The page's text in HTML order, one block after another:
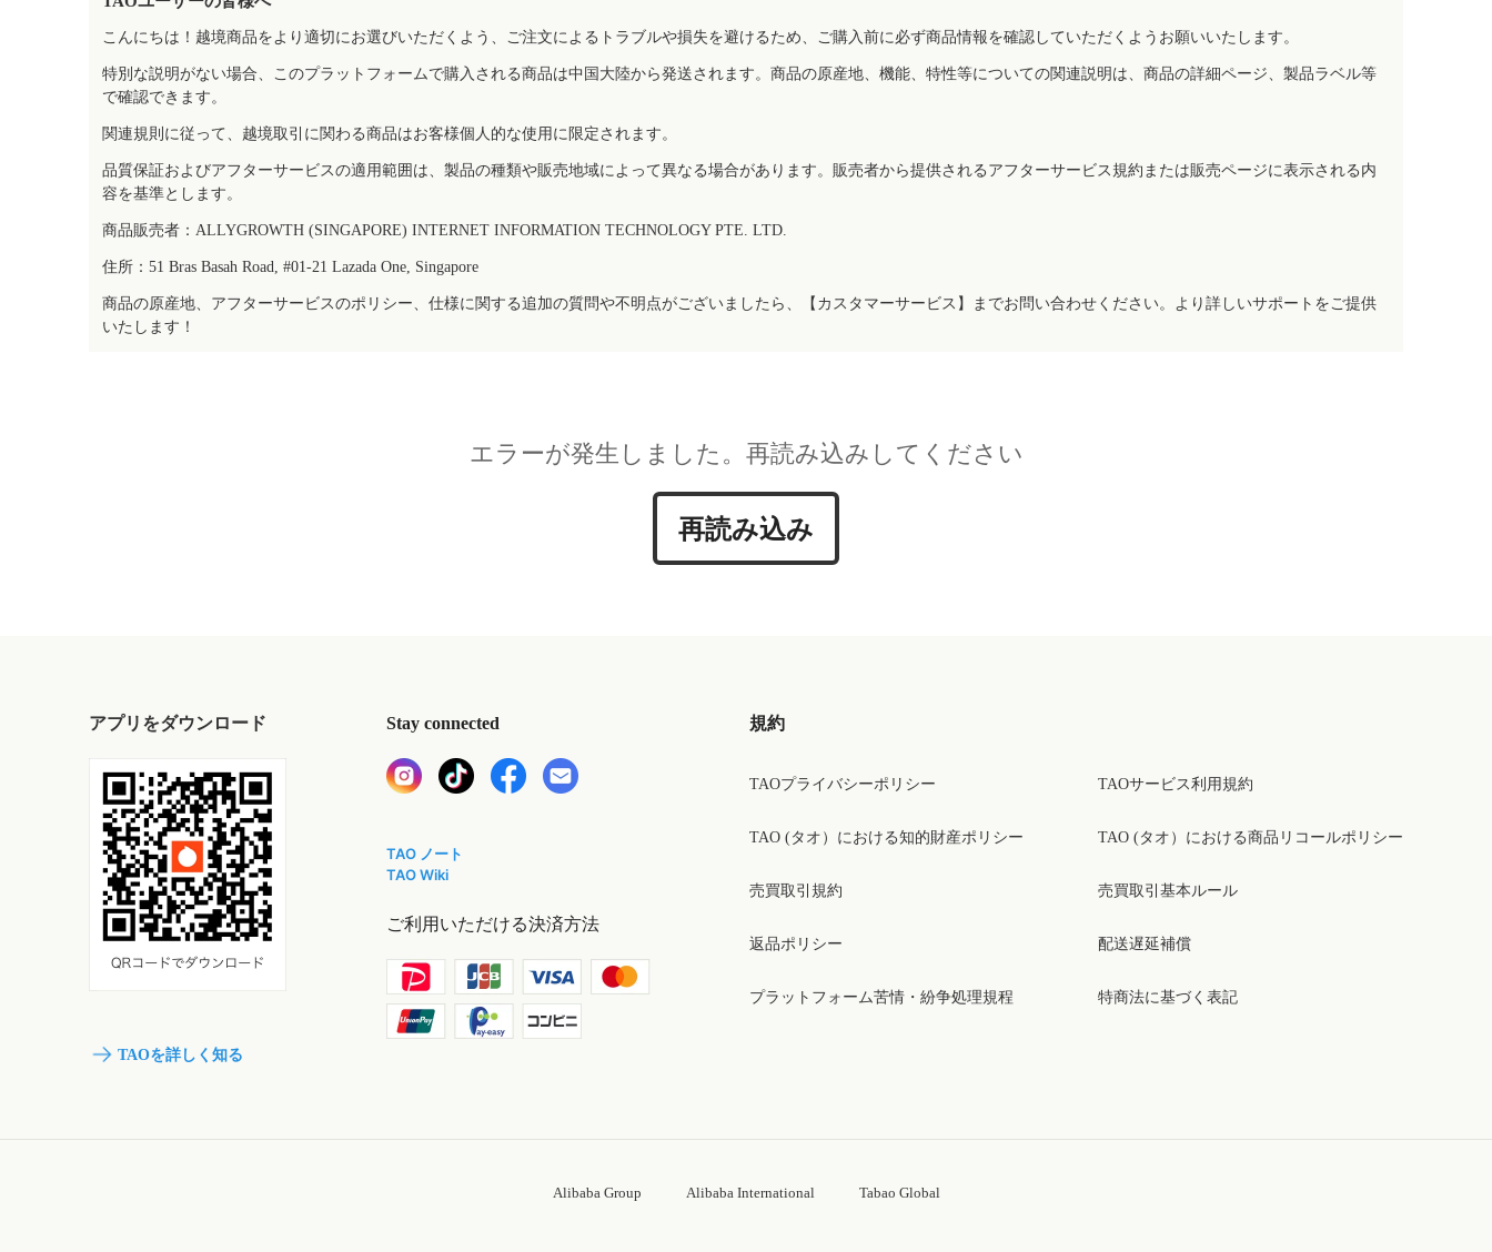
こんにちは！越境商品をより適切にお選びいただくよう、ご注文によるトラブルや損失を避けるため、ご購入前に必ず商品情報を確認していただくようお願いいたします。
特別な説明がない場合、このプラットフォームで購入される商品は中国大陸から発送されます。商品の原産地、機能、特性等についての関連説明は、商品の詳細ページ、製品ラベル等
で確認できます。
関連規則に従って、越境取引に関わる商品はお客様個人的な使用に限定されます。
品質保証およびアフターサービスの適用範囲は、製品の種類や販売地域によって異なる場合があります。販売者から提供されるアフターサービス規約または販売ページに表示される内
容を基準とします。
商品販売者：ALLYGROWTH (SINGAPORE) INTERNET INFORMATION TECHNOLOGY PTE. LTD.
住所：51 Bras Basah Road, #01-21 Lazada One, Singapore
商品の原産地、アフターサービスのポリシー、仕様に関する追加の質問や不明点がございましたら、【カスタマーサービス】までお問い合わせください。より詳しいサポートをご提供
いたします！
エラーが発生しました。再読み込みしてください
再読み込み
アプリをダウンロード
TAOを詳しく知る
Stay connected
TAO ノート
TAO Wiki
ご利用いただける決済方法
規約
TAOプライバシーポリシー
TAO (タオ）における知的財産ポリシー
売買取引規約
返品ポリシー
プラットフォーム苦情・紛争処理規程
TAOサービス利用規約
TAO (タオ）における商品リコールポリシー
売買取引基本ルール
配送遅延補償
特商法に基づく表記
Alibaba Group Alibaba International Tabao Global